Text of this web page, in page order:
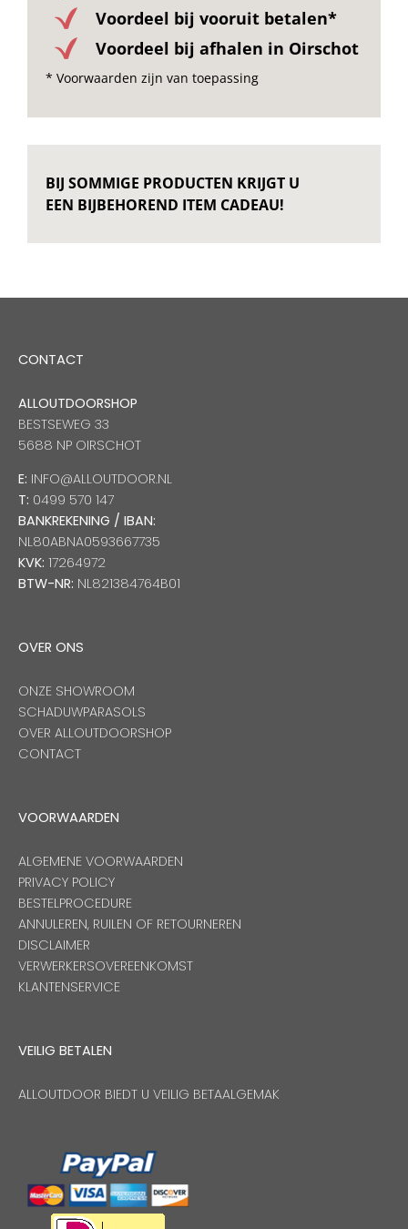
Voordeel bij vooruit betalen*
Voordeel bij afhalen in Oirschot
* Voorwaarden zijn van toepassing
BIJ SOMMIGE PRODUCTEN KRIJGT U
EEN BIJBEHOREND ITEM CADEAU!
CONTACT
ALLOUTDOORSHOP
BESTSEWEG 33
5688 NP OIRSCHOT
E: INFO@ALLOUTDOOR.NL
T: 0499 570 147
BANKREKENING / IBAN:
NL80ABNA0593667735
KVK: 17264972
BTW-NR: NL821384764B01
OVER ONS
ONZE SHOWROOM
SCHADUWPARASOLS
OVER ALLOUTDOORSHOP
CONTACT
VOORWAARDEN
ALGEMENE VOORWAARDEN
PRIVACY POLICY
BESTELPROCEDURE
ANNULEREN, RUILEN OF RETOURNEREN
DISCLAIMER
VERWERKERSOVEREENKOMST
KLANTENSERVICE
VEILIG BETALEN
ALLOUTDOOR BIEDT U VEILIG BETAALGEMAK